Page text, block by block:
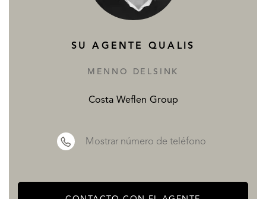
Autoconsumo con paneles fotovoltaicos
Control del hogar con sistema domótico
tus necesidades, con un precio fijo.
Excelente Ubicación en la Costa Blanca
Alfaz del Pi se encuentra en la costa mediterránea y limita
SU AGENTE QUALIS
MENNO DELSINK
Costa Weflen Group
Mostrar número de teléfono